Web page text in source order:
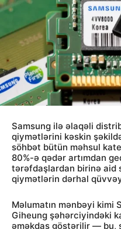
Samsung ilə əlaqəli
qiymətlərini kəskin
söhbət bütün məhsul
80%-ə qədər artımdan
tərəfdaşlardan birinə aid
qiymətlərin dərhal
Məlumatın mənbəyi kimi
Giheung şəhərciyindəki
əməkdaş göstərilir — bu,